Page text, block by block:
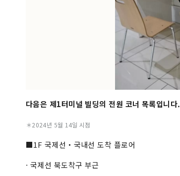
다음은 제1터미널 빌딩의 전원 코너 목록입니다.
＊2024년 5월 14일 시점
■1F 국제선・국내선 도착 플로어
· 국제선 북도착구 부근